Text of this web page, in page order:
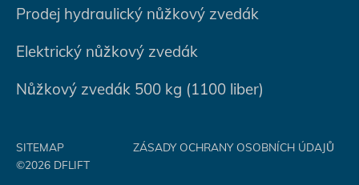
Prodej hydraulický nůžkový zvedák
Elektrický nůžkový zvedák
Nůžkový zvedák 500 kg (1100 liber)
SITEMAP
ZÁSADY OCHRANY OSOBNÍCH ÚDAJŮ
©2026 DFLIFT